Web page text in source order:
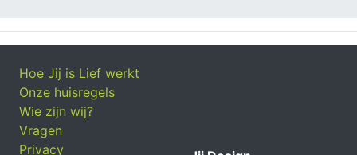
Hoe Jij is Lief werkt
Onze huisregels
Wie zijn wij?
Vragen
Privacy